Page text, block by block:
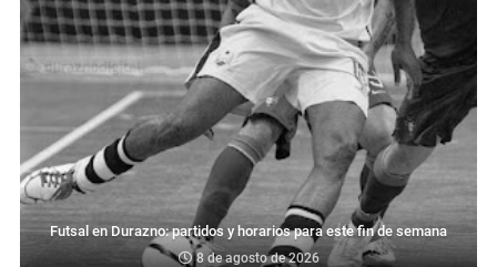
Futsal en Durazno: partidos y horarios para este fin de semana
8 de agosto de 2026